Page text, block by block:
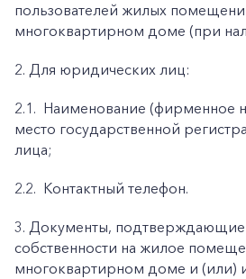
пользователей жилых
многоквартирном доме (при
2. Для юридических лиц:
2.1. Наименование (фирменное
место государственной
лица;
2.2. Контактный телефон.
3. Документы, подтверждающие
собственности на жилое
многоквартирном доме и (или)